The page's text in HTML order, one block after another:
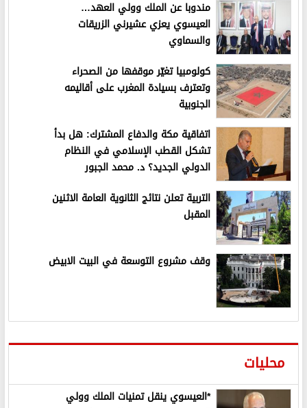
مندوبا عن الملك وولي العهد…
العيسوي يعزي عشيرني الزريقات
والسماوي
كولومبيا تغيّر موقفها من الصحراء
وتعترف بسيادة المغرب على أقاليمه
الجنوبية
اتفاقية مكة والدفاع المشترك: هل بدأ
تشكل القطب الإسلامي في النظام
الدولي الجديد؟ د. محمد الجبور
التربية تعلن نتائج الثانوية العامة الاثنين
المقبل
وقف مشروع التوسعة في البيت الابيض
محليات
*العيسوي ينقل تمنيات الملك وولي